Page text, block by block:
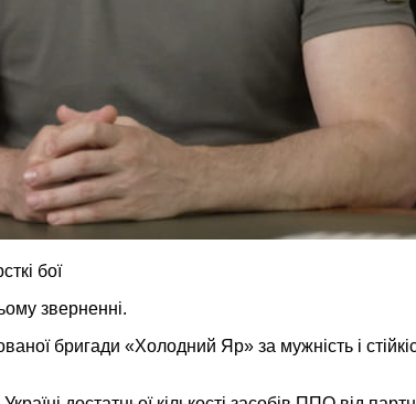
бої
зверненні.
бригади «Холодний Яр» за мужність і